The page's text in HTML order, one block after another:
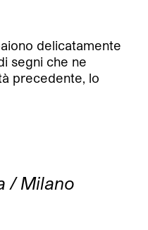
delicatamente
segni che ne
precedente, lo
/ Milano